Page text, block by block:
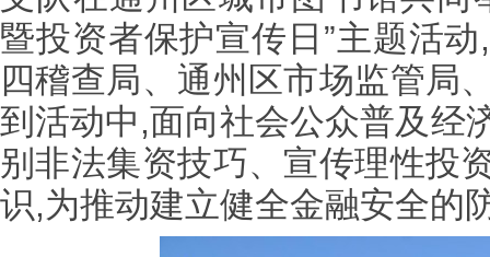
暨投资者保护宣传日”主题活
四稽查局、通州区市场监管局
到活动中,面向社会公众普及经
别非法集资技巧、宣传理性投
识,为推动建立健全金融安全的